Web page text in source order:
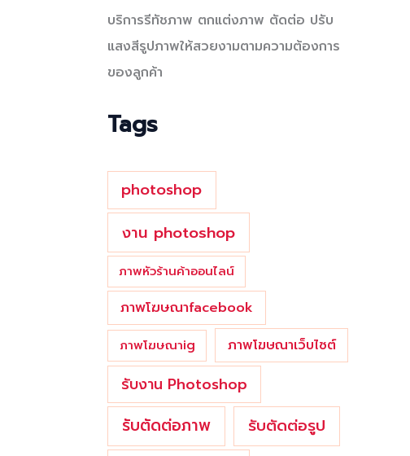
r
บริการรีทัชภาพ ตกแต่งภาพ ตัดต่อ ปรับ
แสงสีรูปภาพให้สวยงามตามความต้องการ
ของลูกค้า
Tags
photoshop
งาน photoshop
ภาพหัวร้านค้าออนไลน์
ภาพโฆษณาfacebook
ภาพโฆษณาig ภาพโฆษณาเว็บไซต์
รับงาน Photoshop
รับตัดต่อภาพ รับตัดต่อรูป